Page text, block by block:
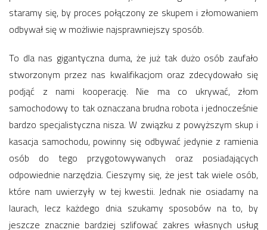
staramy się, by proces połączony ze skupem i złomowaniem
odbywał się w możliwie najsprawniejszy sposób.
To dla nas gigantyczna duma, że już tak dużo osób zaufało
stworzonym przez nas kwalifikacjom oraz zdecydowało się
podjąć z nami kooperację. Nie ma co ukrywać, złom
samochodowy to tak oznaczana brudna robota i jednocześnie
bardzo specjalistyczna nisza. W związku z powyższym skup i
kasacja samochodu, powinny się odbywać jedynie z ramienia
osób do tego przygotowywanych oraz posiadających
odpowiednie narzędzia. Cieszymy się, że jest tak wiele osób,
które nam uwierzyły w tej kwestii. Jednak nie osiadamy na
laurach, lecz każdego dnia szukamy sposobów na to, by
jeszcze znacznie bardziej szlifować zakres własnych usług